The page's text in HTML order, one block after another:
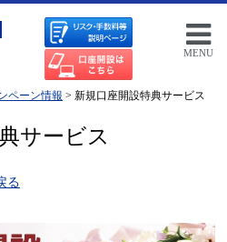
MENU
ペーン情報 > 新規口座開設特典サービス
サービス
る